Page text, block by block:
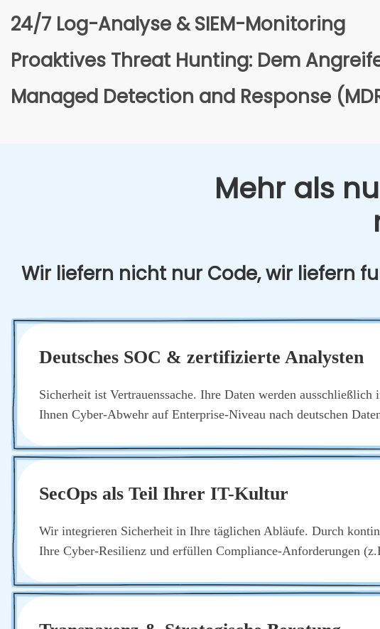
24/7 Log-Ana­ly­se & SIEM-Moni­to­ring
Pro­ak­ti­ves Thre­at Hun­ting: Dem
Mana­ged Detec­tion and Respon­se
Mehr als
Wir lie­fern nicht nur Code, wir lie­fern
Deut­sches SOC & zer­ti­fi­zier­te Ana­lys­ten
Sicher­heit ist Ver­trau­ens­sa­che. Ihre Daten wer­den
Ihnen Cyber-Abwehr auf Enter­pri­se-Niveau nach deut­schen
SecOps als Teil Ihrer IT-Kul­tur
Wir inte­grie­ren Sicher­heit in Ihre täg­li­chen Abläu­fe. Durch
Ihre Cyber-Resi­li­enz und erfül­len Com­pli­ance-Anfor­de­run­gen